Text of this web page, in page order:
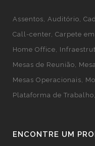
Assentos Auditório
Call-center Carpete
Home Office
Mesas de Reunião
Mesas Operacionais
Plataforma de Trabalho
ENCONTRE UM